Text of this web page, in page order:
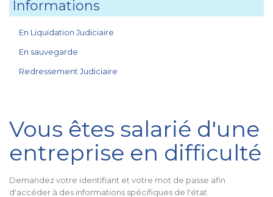
Informations
En Liquidation Judiciaire
En sauvegarde
Redressement Judiciaire
Vous êtes salarié d'une
entreprise en difficulté
Demandez votre identifiant et votre mot de passe afin
d'accéder à des informations spécifiques de l'état